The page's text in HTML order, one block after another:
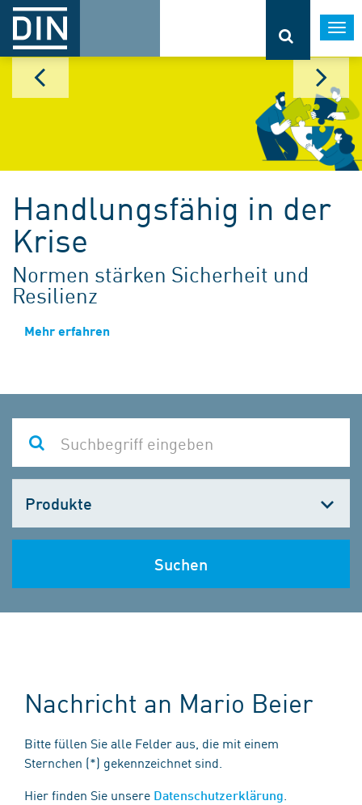
Handlungsfähig in der
Krise
Normen stärken Sicherheit und
Resilienz
Mehr erfahren
wählen
Suchen
Nachricht an Mario Beier
Bitte füllen Sie alle Felder aus, die mit einem
Sternchen (*) gekennzeichnet sind.
Hier finden Sie unsere Datenschutzerklärung